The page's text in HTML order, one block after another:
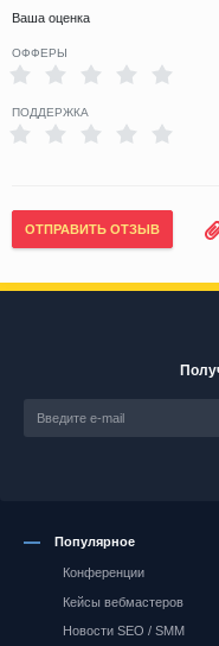
Ваша оценка
ОФФЕРЫ
ПОДДЕРЖКА
ОТПРАВИТЬ ОТЗЫВ
Популярное
Конференции
Кейсы вебмастеров
Новости SEO / SMM